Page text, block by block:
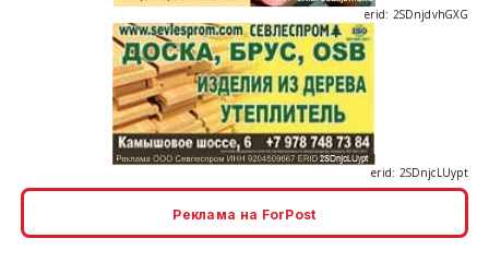
Реклама на ForPost